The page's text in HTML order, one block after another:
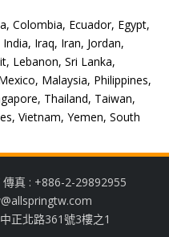
Colombia, Ecuador, Egypt,
Iraq, Iran, Jordan,
Lebanon, Sri Lanka,
Malaysia, Philippines,
Thailand, Taiwan,
Vietnam, Yemen, South
真 : +886-2-29892955
正北路361號3樓之1